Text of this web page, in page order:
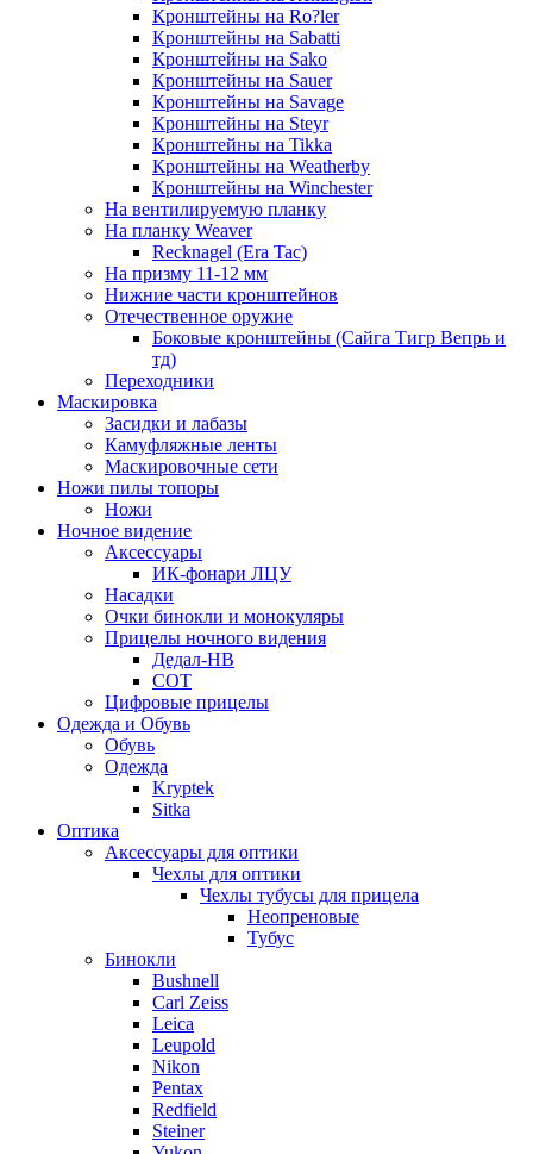
Кронштейны на Ro?ler
Кронштейны на Sabatti
Кронштейны на Sako
Кронштейны на Sauer
Кронштейны на Savage
Кронштейны на Steyr
Кронштейны на Tikka
Кронштейны на Weatherby
Кронштейны на Winchester
На вентилируемую планку
На планку Weaver
Recknagel (Era Tac)
На призму 11-12 мм
Нижние части кронштейнов
Отечественное оружие
Боковые кронштейны (Сайга Тигр Вепрь и
тд)
Переходники
Маскировка
Засидки и лабазы
Камуфляжные ленты
Маскировочные сети
Ножи пилы топоры
Ножи
Ночное видение
Аксессуары
ИК-фонари ЛЦУ
Насадки
Очки бинокли и монокуляры
Прицелы ночного видения
Дедал-НВ
СОТ
Цифровые прицелы
Одежда и Обувь
Обувь
Одежда
Kryptek
Sitka
Оптика
Аксессуары для оптики
Чехлы для оптики
Чехлы тубусы для прицела
Неопреновые
Тубус
Бинокли
Bushnell
Carl Zeiss
Leica
Leupold
Nikon
Pentax
Redfield
Steiner